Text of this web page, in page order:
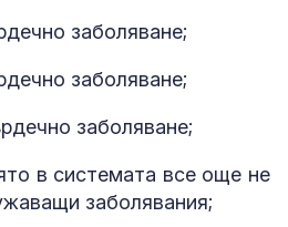
заболяване;
заболяване;
заболяване;
в системата все още не
заболявания;